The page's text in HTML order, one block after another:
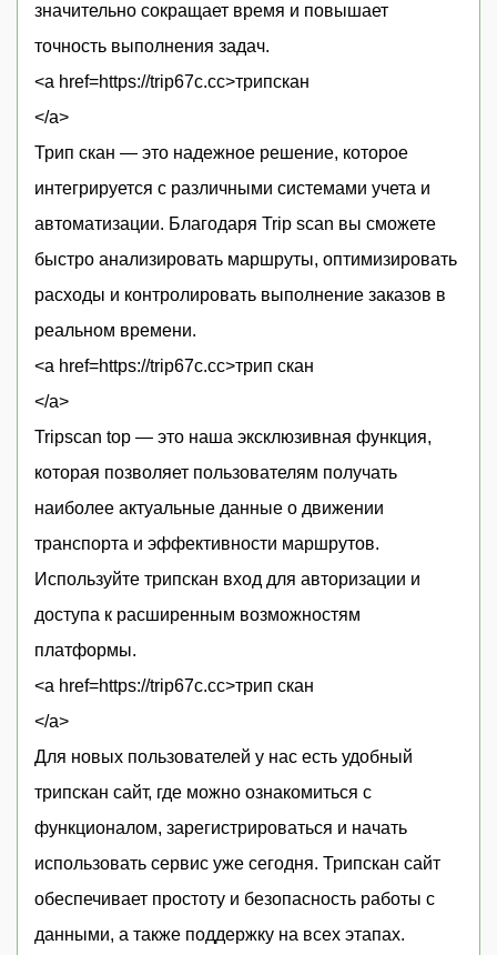
значительно сокращает время и повышает
точность выполнения задач.
<a href=https://trip67c.cc>трипскан
</a>
Трип скан — это надежное решение, которое
интегрируется с различными системами учета и
автоматизации. Благодаря Trip scan вы сможете
быстро анализировать маршруты, оптимизировать
расходы и контролировать выполнение заказов в
реальном времени.
<a href=https://trip67c.cc>трип скан
</a>
Tripscan top — это наша эксклюзивная функция,
которая позволяет пользователям получать
наиболее актуальные данные о движении
транспорта и эффективности маршрутов.
Используйте трипскан вход для авторизации и
доступа к расширенным возможностям
платформы.
<a href=https://trip67c.cc>трип скан
</a>
Для новых пользователей у нас есть удобный
трипскан сайт, где можно ознакомиться с
функционалом, зарегистрироваться и начать
использовать сервис уже сегодня. Трипскан сайт
обеспечивает простоту и безопасность работы с
данными, а также поддержку на всех этапах.